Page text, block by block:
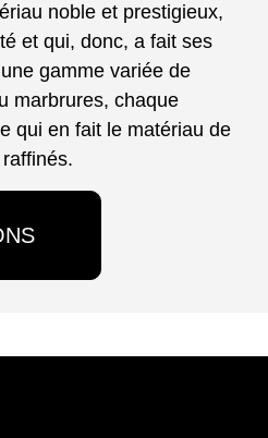
noble et prestigieux,
et qui, donc, a fait ses
gamme variée de
marbrures, chaque
qui en fait le matériau de